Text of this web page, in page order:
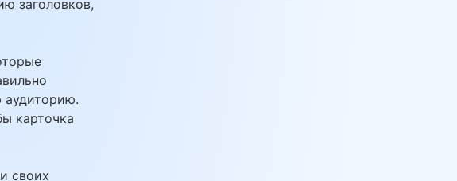
заголовков,
аудиторию.
карточка
своих